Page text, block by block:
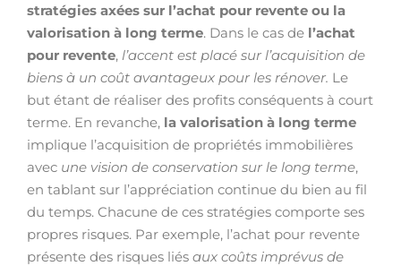
stratégies axées sur l’achat pour revente ou la
valorisation à long terme. Dans le cas de l’achat
pour revente, l’accent est placé sur l’acquisition de
biens à un coût avantageux pour les rénover. Le
but étant de réaliser des profits conséquents à court
terme. En revanche, la valorisation à long terme
implique l’acquisition de propriétés immobilières
avec une vision de conservation sur le long terme,
en tablant sur l’appréciation continue du bien au fil
du temps. Chacune de ces stratégies comporte ses
propres risques. Par exemple, l’achat pour revente
présente des risques liés aux coûts imprévus de